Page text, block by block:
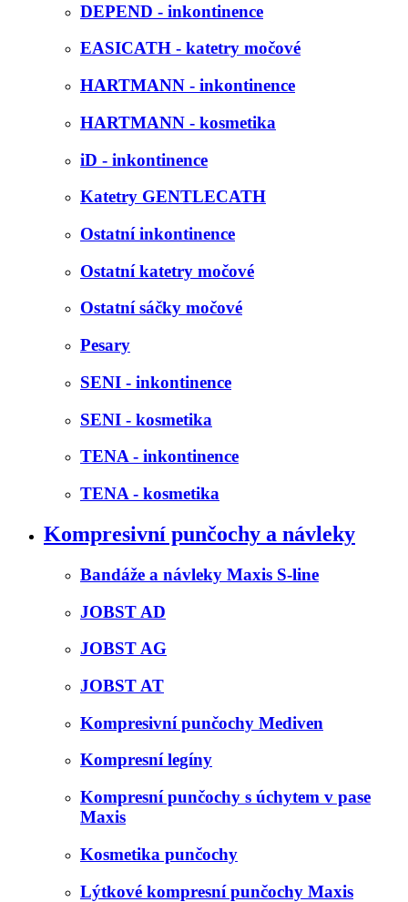
DEPEND - inkontinence
EASICATH - katetry močové
HARTMANN - inkontinence
HARTMANN - kosmetika
iD - inkontinence
Katetry GENTLECATH
Ostatní inkontinence
Ostatní katetry močové
Ostatní sáčky močové
Pesary
SENI - inkontinence
SENI - kosmetika
TENA - inkontinence
TENA - kosmetika
Kompresivní punčochy a návleky
Bandáže a návleky Maxis S-line
JOBST AD
JOBST AG
JOBST AT
Kompresivní punčochy Mediven
Kompresní legíny
Kompresní punčochy s úchytem v pase
Maxis
Kosmetika punčochy
Lýtkové kompresní punčochy Maxis